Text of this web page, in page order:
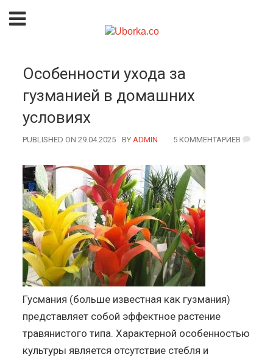
Особенности ухода за
гузманией в домашних
условиях
PUBLISHED ON 29.04.2025 BY AUTHOR
ADMIN 5 КОММЕНТАРИЕВ
Гусмания (больше известная как гузмания)
представляет собой эффектное растение
травянистого типа. Характерной особенностью
культуры является отсутствие стебля и